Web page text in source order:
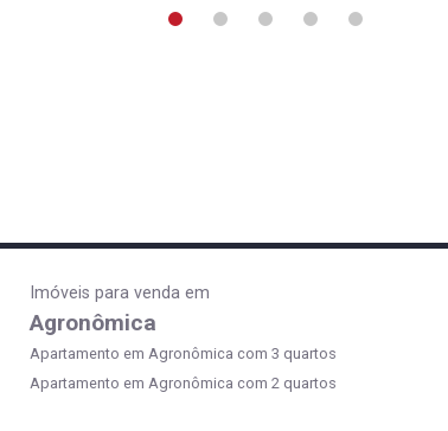
Imóveis para venda em
Agronômica
Apartamento em Agronômica com 3 quartos
Apartamento em Agronômica com 2 quartos